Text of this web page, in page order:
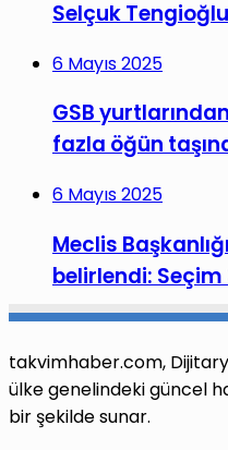
Selçuk
6 Mayıs 2025
GSB
fazla öğün
6 Mayıs 2025
Meclis
belirlendi:
takvimhaber.com,
ülke genelindeki güncel
bir şekilde sunar.